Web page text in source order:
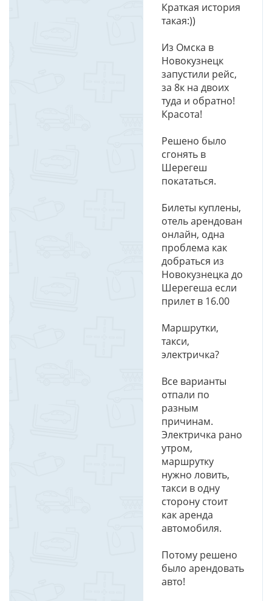
Краткая история
такая:))
Из Омска в
Новокузнецк
запустили рейс,
за 8к на двоих
туда и обратно!
Красота!
Решено было
сгонять в
Шерегеш
покататься.
Билеты куплены,
отель арендован
онлайн, одна
проблема как
добраться из
Новокузнецка до
Шерегеша если
прилет в 16.00
Маршрутки,
такси,
электричка?
Все варианты
отпали по
разным
причинам.
Электричка рано
утром,
маршрутку
нужно ловить,
такси в одну
сторону стоит
как аренда
автомобиля.
Потому решено
было арендовать
авто!